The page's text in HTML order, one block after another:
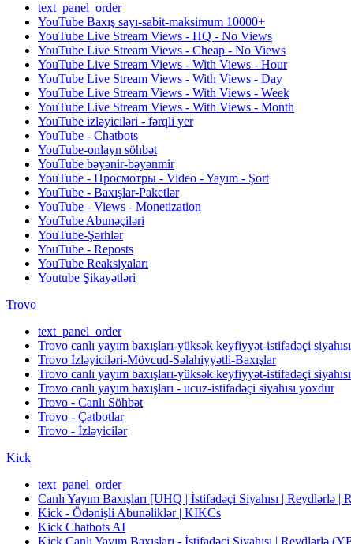
text_panel_order
YouTube Baxış sayı-sabit-maksimum 10000+
YouTube Live Stream Views - HQ - No Views
YouTube Live Stream Views - Cheap - No Views
YouTube Live Stream Views - With Views - Hour
YouTube Live Stream Views - With Views - Day
YouTube Live Stream Views - With Views - Week
YouTube Live Stream Views - With Views - Month
YouTube izləyiciləri - fərqli yer
YouTube - Chatbots
YouTube-onlayn söhbət
YouTube bəyənir-bəyənmir
YouTube - Просмотры - Video - Yayım - Şort
YouTube - Baxışlar-Paketlər
YouTube - Views - Monetization
YouTube Abunəçiləri
YouTube-Şərhlər
YouTube - Reposts
YouTube Reaksiyaları
Youtube Şikayətləri
Trovo
text_panel_order
Trovo canlı yayım baxışları-yüksək keyfiyyət-istifadəçi
Trovo İzləyiciləri-Mövcud-Səlahiyyətli-Baxışlar
Trovo canlı yayım baxışları-yüksək keyfiyyət-istifadəçi
Trovo canlı yayım baxışları - ucuz-istifadəçi siyahısı yoxdur
Trovo - Canlı Söhbət
Trovo - Çatbotlar
Trovo - İzləyicilər
Kick
text_panel_order
Canlı Yayım Baxışları [UHQ | İstifadəçi Siyahısı | Reydlərlə |
Kick - Ödənişli Abunəliklər | KIKCs
Kick Chatbots AI
Kick Canlı Yayım Baxışları - İstifadəçi Siyahısı |